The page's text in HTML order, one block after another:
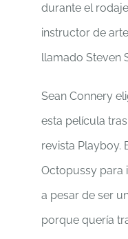
durante el
instructor de
llamado Steven
Sean Connery
esta película
revista Playboy.
Octopussy para
a pesar de ser
porque quería